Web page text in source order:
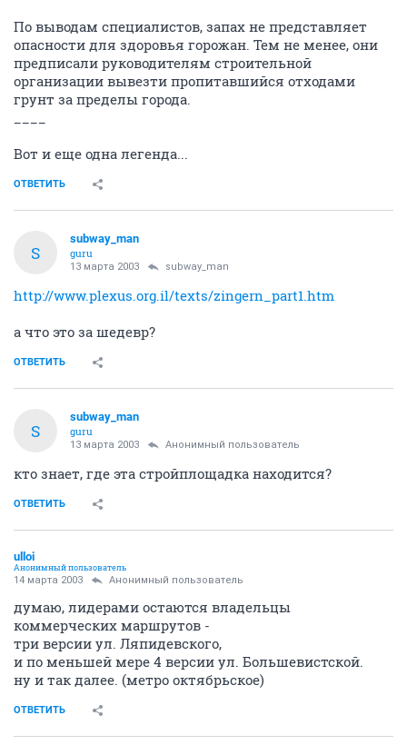
По выводам специалистов, запах не представляет
опасности для здоровья горожан. Тем не менее, они
предписали руководителям строительной
организации вывезти пропитавшийся отходами
грунт за пределы города.
Вот и еще одна легенда...
ОТВЕТИТЬ
S
subway_man
guru
13 марта 2003 subway_man
http://www.plexus.org.il/texts/zingern_part1.htm
а что это за шедевр?
ОТВЕТИТЬ
S
subway_man
guru
13 марта 2003 Анонимный пользователь
кто знает, где эта стройплощадка находится?
ОТВЕТИТЬ
ulloi
Анонимный пользователь
14 марта 2003 Анонимный пользователь
думаю, лидерами остаются владельцы
коммерческих маршрутов -
три версии ул. Ляпидевского,
и по меньшей мере 4 версии ул. Большевистской.
ну и так далее. (метро октябрьское)
ОТВЕТИТЬ